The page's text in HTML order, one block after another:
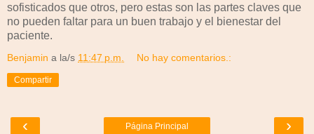
sofisticados que otros, pero estas son las partes claves que
no pueden faltar para un buen trabajo y el bienestar del
paciente.
Benjamin a la/s 11:47 p.m. No hay comentarios.:
Compartir
‹ ›
Página Principal